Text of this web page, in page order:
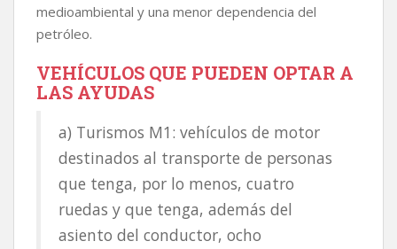
medioambiental y una menor dependencia del
petróleo.
VEHÍCULOS QUE PUEDEN OPTAR A
LAS AYUDAS
a) Turismos M1: vehículos de motor
destinados al transporte de personas
que tenga, por lo menos, cuatro
ruedas y que tenga, además del
asiento del conductor, ocho